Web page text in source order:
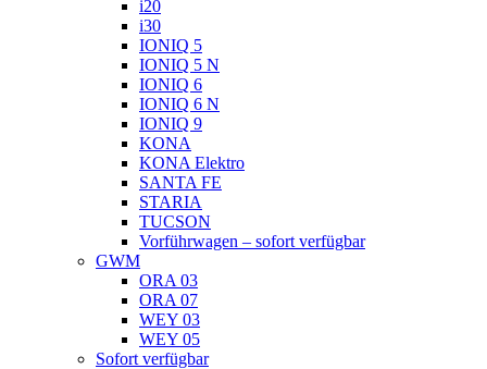
i20
i30
IONIQ 5
IONIQ 5 N
IONIQ 6
IONIQ 6 N
IONIQ 9
KONA
KONA Elektro
SANTA FE
STARIA
TUCSON
Vorführwagen – sofort verfügbar
GWM
ORA 03
ORA 07
WEY 03
WEY 05
Sofort verfügbar